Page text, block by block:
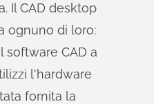
Il CAD desktop
ognuno di loro:
software CAD a
l'hardware
fornita la